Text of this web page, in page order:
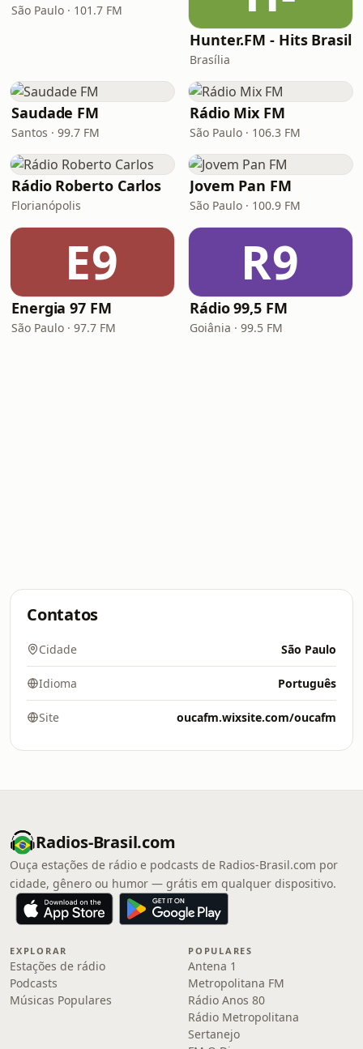
São Paulo · 101.7 FM
Hunter.FM - Hits Brasil
Brasília
Saudade FM
Santos · 99.7 FM
Rádio Mix FM
São Paulo · 106.3 FM
Rádio Roberto Carlos
Florianópolis
Jovem Pan FM
São Paulo · 100.9 FM
E9
Energia 97 FM
São Paulo · 97.7 FM
R9
Rádio 99,5 FM
Goiânia · 99.5 FM
Contatos
Cidade São Paulo
Idioma Português
Site oucafm.wixsite.com/oucafm
Radios-Brasil.com
Ouça estações de rádio e podcasts de Radios-Brasil.com por
cidade, gênero ou humor — grátis em qualquer dispositivo.
EXPLORAR
Estações de rádio
Podcasts
Músicas Populares
POPULARES
Antena 1
Metropolitana FM
Rádio Anos 80
Rádio Metropolitana
Sertanejo